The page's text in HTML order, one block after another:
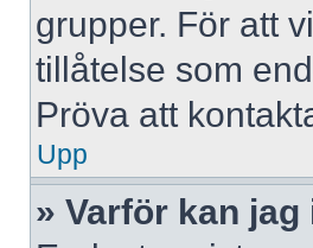
grupper. För att
tillåtelse som
Pröva att
Upp
» Varför kan